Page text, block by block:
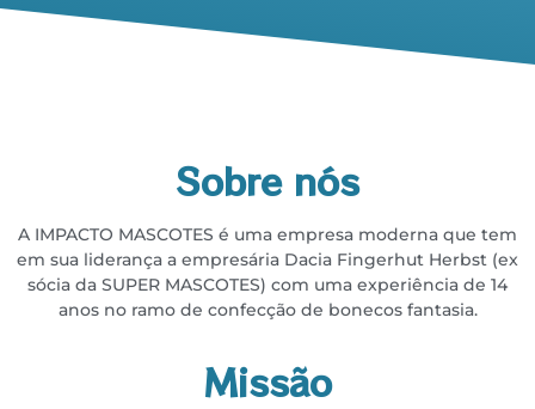
Sobre nós
A IMPACTO MASCOTES é uma empresa moderna que tem
em sua liderança a empresária Dacia Fingerhut Herbst (ex
sócia da SUPER MASCOTES) com uma experiência de 14
anos no ramo de confecção de bonecos fantasia.
Missão